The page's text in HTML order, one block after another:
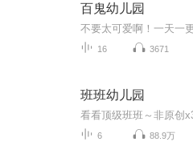
百鬼幼儿园
16 3671
班班幼儿园
看看顶级班班～非原创
6 88.9万